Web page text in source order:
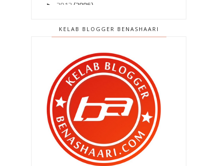
► 2012 (2986)
►Disember 2011(303)
Oktober 2011(418)
►September 2011 (390)
►
Ogos 2011
►
Julai 2011
(396)
Jun 2011
(424)
►Mei 2011
▼ April 2011
Lagi senarai blogger baru minggu ini
KELAB BLOGGER BENASHAARI